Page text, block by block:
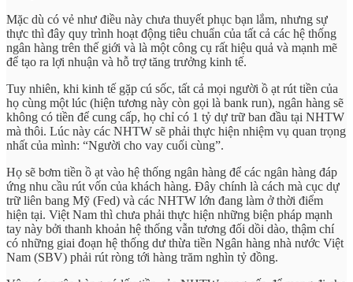
Mặc dù có vẻ như điều này chưa thuyết phục bạn lắm, nhưng sự
thực thì đây quy trình hoạt động tiêu chuẩn của tất cả các hệ thống
ngân hàng trên thế giới và là một công cụ rất hiệu quả và mạnh mẽ
để tạo ra lợi nhuận và hỗ trợ tăng trưởng kinh tế.
Tuy nhiên, khi kinh tế gặp cú sốc, tất cả mọi người ồ ạt rút tiền của
họ cùng một lúc (hiện tương này còn gọi là bank run), ngân hàng sẽ
không có tiền để cung cấp, họ chỉ có 1 tỷ dự trữ ban đầu tại NHTW
mà thôi. Lúc này các NHTW sẽ phải thực hiện nhiệm vụ quan trọng
nhất của mình: “Người cho vay cuối cùng”.
Họ sẽ bơm tiền ồ ạt vào hệ thống ngân hàng để các ngân hàng đáp
ứng nhu cầu rút vốn của khách hàng. Đây chính là cách mà cục dự
trữ liên bang Mỹ (Fed) và các NHTW lớn đang làm ở thời điểm
hiện tại. Việt Nam thì chưa phải thực hiện những biện pháp mạnh
tay này bởi thanh khoản hệ thống vẫn tương đối dồi dào, thậm chí
có những giai đoạn hệ thống dư thừa tiền Ngân hàng nhà nước Việt
Nam (SBV) phải rút ròng tới hàng trăm nghìn tỷ đồng.